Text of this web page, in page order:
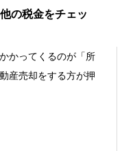
の税金をチェッ
かってくるのが「所
産売却をする方が押